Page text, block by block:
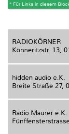
* Für Links in diesem
RADIOKÖRNER
Könneritzstr. 13,
hidden audio e.K.
Breite Straße 27,
Radio Maurer e.K.